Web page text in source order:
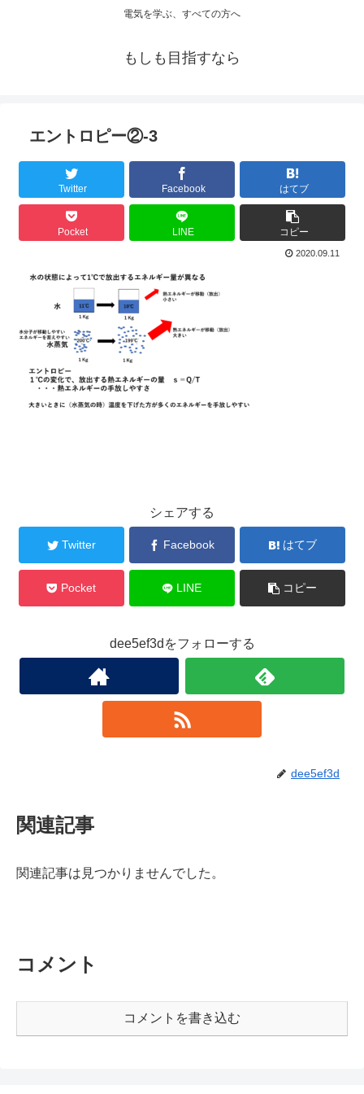
電気を学ぶ、すべての方へ
もしも目指すなら
エントロピー②-3
Twitter Facebook はてブ
Pocket LINE コピー
2020.09.11
シェアする
Twitter Facebook はてブ
Pocket LINE コピー
dee5ef3dをフォローする
dee5ef3d
関連記事
関連記事は見つかりませんでした。
コメント
コメントを書き込む